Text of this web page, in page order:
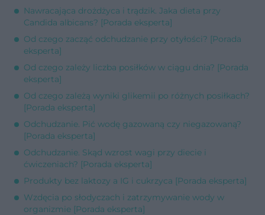
Nawracająca drożdżyca i trądzik. Jaka dieta przy
Candida albicans? [Porada eksperta]
Od czego zacząć odchudzanie przy otyłości? [Porada
eksperta]
Od czego zależy liczba posiłków w ciągu dnia? [Porada
eksperta]
Od czego zależą wyniki glikemii po różnych posiłkach?
[Porada eksperta]
Odchudzanie. Pić wodę gazowaną czy niegazowaną?
[Porada eksperta]
Odchudzanie. Skąd wzrost wagi przy diecie i
ćwiczeniach? [Porada eksperta]
Produkty bez laktozy a IG i cukrzyca [Porada eksperta]
Wzdęcia po słodyczach i zatrzymywanie wody w
organizmie [Porada eksperta]